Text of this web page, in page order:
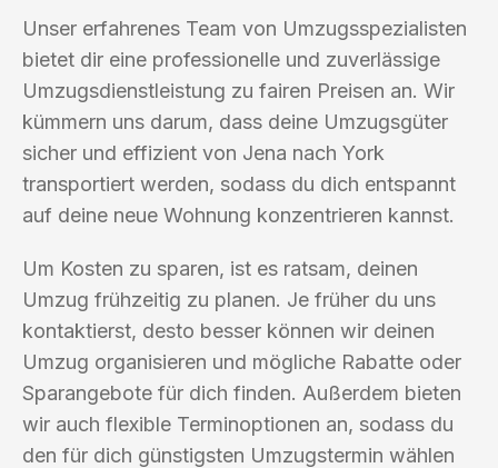
Unser erfahrenes Team von Umzugsspezialisten
bietet dir eine professionelle und zuverlässige
Umzugsdienstleistung zu fairen Preisen an. Wir
kümmern uns darum, dass deine Umzugsgüter
sicher und effizient von Jena nach York
transportiert werden, sodass du dich entspannt
auf deine neue Wohnung konzentrieren kannst.
Um Kosten zu sparen, ist es ratsam, deinen
Umzug frühzeitig zu planen. Je früher du uns
kontaktierst, desto besser können wir deinen
Umzug organisieren und mögliche Rabatte oder
Sparangebote für dich finden. Außerdem bieten
wir auch flexible Terminoptionen an, sodass du
den für dich günstigsten Umzugstermin wählen